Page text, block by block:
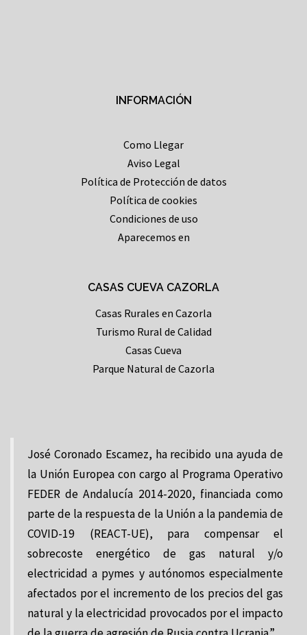
INFORMACIÓN
Como Llegar
Aviso Legal
Política de Protección de datos
Política de cookies
Condiciones de uso
Aparecemos en
CASAS CUEVA CAZORLA
Casas Rurales en Cazorla
Turismo Rural de Calidad
Casas Cueva
Parque Natural de Cazorla
José Coronado Escamez, ha recibido una ayuda de
la Unión Europea con cargo al Programa Operativo
FEDER de Andalucía 2014-2020, financiada como
parte de la respuesta de la Unión a la pandemia de
COVID-19 (REACT-UE), para compensar el
sobrecoste energético de gas natural y/o
electricidad a pymes y autónomos especialmente
afectados por el incremento de los precios del gas
natural y la electricidad provocados por el impacto